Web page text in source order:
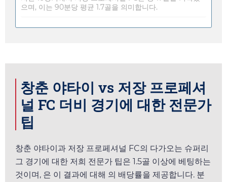
으며, 이는 90분당 평균 1.7골을 의미합니다.
창춘 야타이 vs 저장 프로페셔
널 FC 더비 경기에 대한 전문가
팁
창춘 야타이과 저장 프로페셔널 FC의 다가오는 슈퍼리
그 경기에 대한 저희 전문가 팁은 1.5골 이상에 베팅하는
것이며, 은 이 결과에 대해 의 배당률을 제공합니다. 분